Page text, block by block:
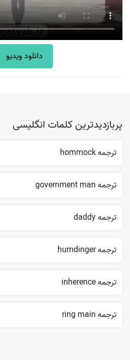
دانلود ویدیو
پربازدیدترین کلمات انگلیسی
ترجمه hommock
ترجمه government man
ترجمه daddy
ترجمه humdinger
ترجمه inherence
ترجمه ring main